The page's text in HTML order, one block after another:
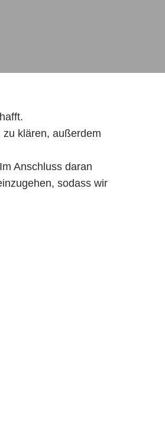
klären, außerdem
Anschluss daran
sodass wir